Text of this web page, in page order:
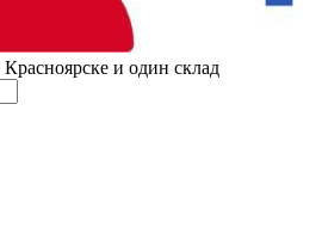
и один склад